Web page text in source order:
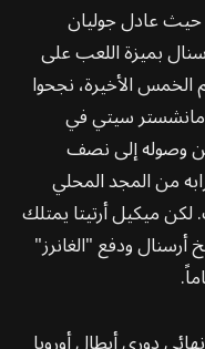
حيث عادل جوليان
بميزة اللعب على
الأخيرة، نجحوا
مانشستر سيتي في
من وصوله إلى نصف
من المجد المحلي
لكن ميكيل أرتيتا يمتلك
ودفع "الغانرز"